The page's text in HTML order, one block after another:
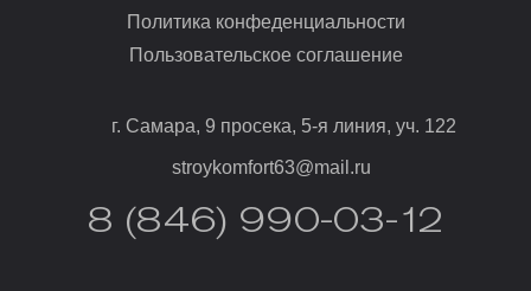
Политика конфеденциальности
Пользовательское соглашение
г. Самара, 9 просека, 5-я линия, уч. 122
stroykomfort63@mail.ru
8 (846) 990-03-12